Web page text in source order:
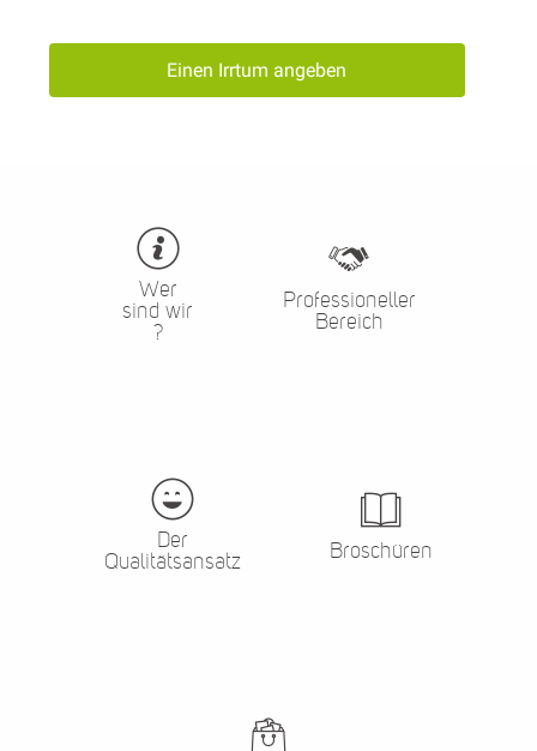
Einen Irrtum angeben
Wer
sind wir
?
Professioneller
Bereich
Der
Qualitätsansatz
Broschüren